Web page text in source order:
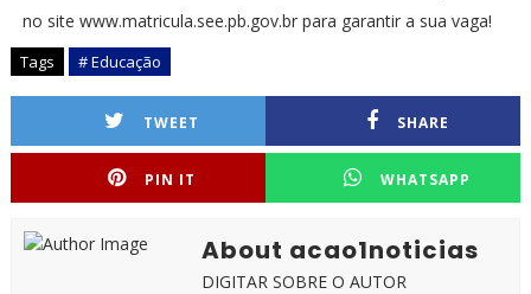
no site www.matricula.see.pb.gov.br para garantir a sua vaga!
Tags # Educação
TWEET SHARE
PIN IT WHATSAPP
About acao1noticias
DIGITAR SOBRE O AUTOR